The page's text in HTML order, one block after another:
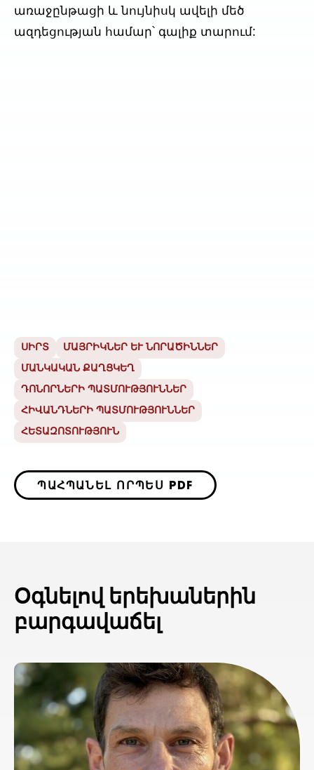
առաջընթացի և նույնիսկ ավելի մեծ
ազդեցության համար՝ գալիք տարում:
ՍԻՐՏ
ՄԱՅՐԻԿՆԵՐ ԵՒ ՆՈՐԱԾԻՆՆԵՐ
ՄԱՆԿԱԿԱՆ ՔԱՂՑԿԵՂ
ԴՈՆՈՐՆԵՐԻ ՊԱՏՄՈՒԹՅՈՒՆՆԵՐ
ՀԻՎԱՆԴՆԵՐԻ ՊԱՏՄՈՒԹՅՈՒՆՆԵՐ
ՀԵՏԱԶՈՏՈՒԹՅՈՒՆ
ՊԱՀՊԱՆԵԼ ՈՐՊԵՍ PDF
Օգնելով երեխաներին
բարգավաճել